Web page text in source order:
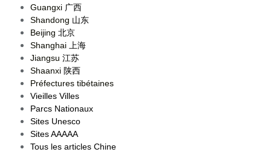
Guangxi 广西
Shandong 山东
Beijing 北京
Shanghai 上海
Jiangsu 江苏
Shaanxi 陕西
Préfectures tibétaines
Vieilles Villes
Parcs Nationaux
Sites Unesco
Sites AAAAA
Tous les articles Chine